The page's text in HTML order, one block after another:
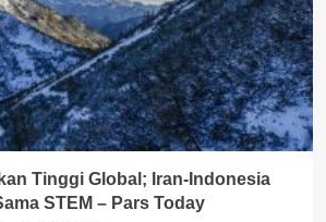
Tinggi Global; Iran-Indonesia
STEM – Pars Today